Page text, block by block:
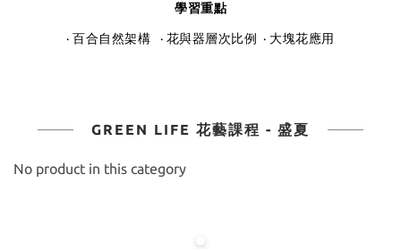
學習重點
· 百合自然架構 · 花與器層次比例 · 大塊花應用
GREEN LIFE 花藝課程 - 盛夏
No product in this category